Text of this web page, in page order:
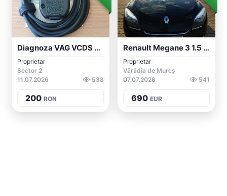
Diagnoza VAG VCDS HEX V2 ATMEGA 162 Cu S...
Proprietar
Sector 2
11.07.2026
538
200 RON
Renault Megane 3 1.5 Dci 6,9k
Proprietar
Vărădia de Mureș
07.07.2026
541
690 EUR